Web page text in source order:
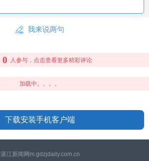
我来说两句
0 人参与，点击查看更多精彩评论
加载中。。。。
下载安装手机客户端
湛江新闻网m.gdzjdaily.com.cn